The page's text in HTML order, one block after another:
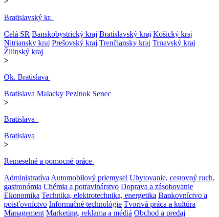
Bratislavský kr.
Celá SR Banskobystrický kraj Bratislavský kraj Košický kraj
Nitriansky kraj Prešovský kraj Trenčiansky kraj Trnavský kraj
Žilinský kraj
>
Ok. Bratislava
Bratislava Malacky Pezinok Senec
>
Bratislava
Bratislava
>
Remeselné a pomocné práce
AdministratívaAutomobilový priemysel Ubytovanie, cestovný ruch,
gastronómia Chémia a potravinárstvo Doprava a zásobovanie
Ekonomika Technika, elektrotechnika, energetika Bankovníctvo a
poisťovníctvo Informačné technológie Tvorivá práca a kultúra
Management Marketing, reklama a médiá Obchod a predaj